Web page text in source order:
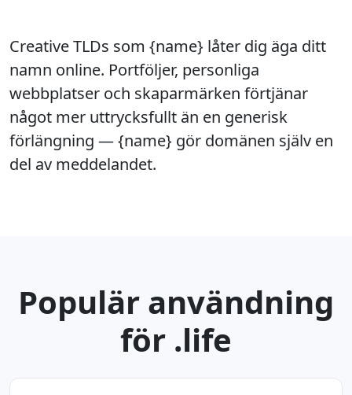
Creative TLDs som {name} låter dig äga ditt
namn online. Portföljer, personliga
webbplatser och skaparmärken förtjänar
något mer uttrycksfullt än en generisk
förlängning — {name} gör domänen själv en
del av meddelandet.
Populär användning
för .life